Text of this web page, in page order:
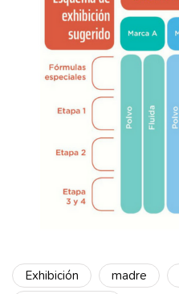
Exhibición madre